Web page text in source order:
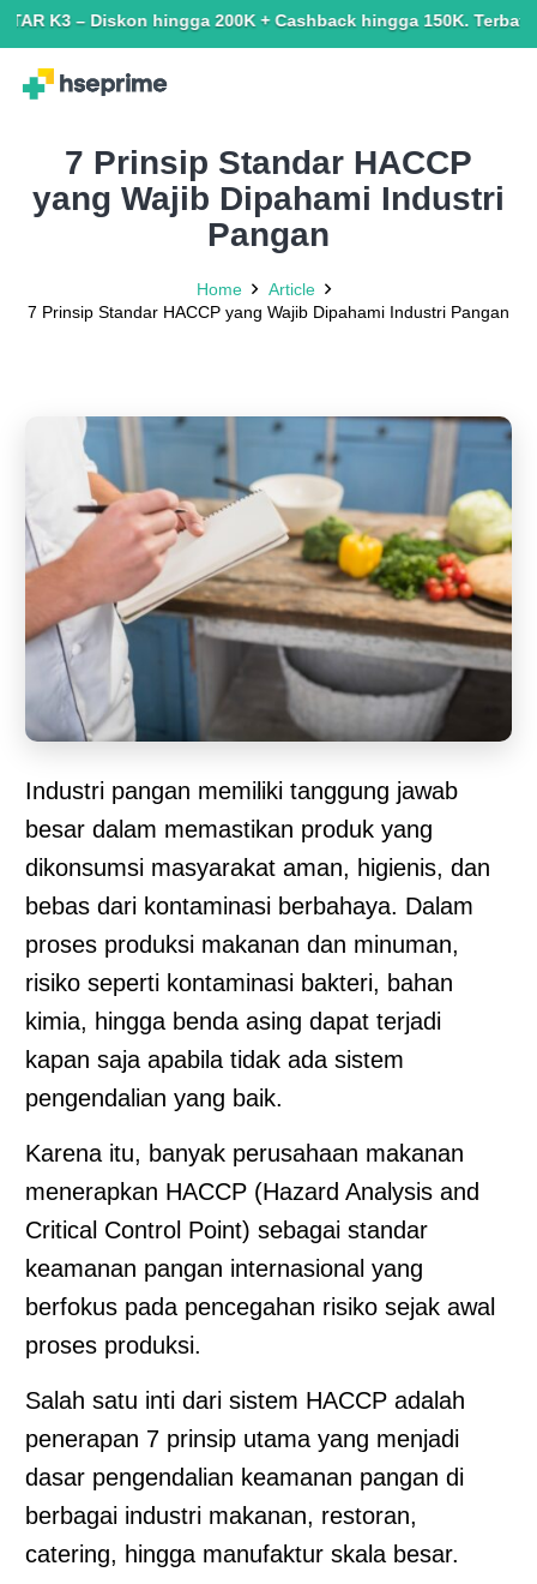
Diskon hingga 200K + Cashback hingga 150K. Terbatas untuk
7 Prinsip Standar HACCP
yang Wajib Dipahami Industri
Pangan
Home
Article
7 Prinsip Standar HACCP yang Wajib Dipahami Industri Pangan
Industri pangan memiliki tanggung jawab
besar dalam memastikan produk yang
dikonsumsi masyarakat aman, higienis, dan
bebas dari kontaminasi berbahaya. Dalam
proses produksi makanan dan minuman,
risiko seperti kontaminasi bakteri, bahan
kimia, hingga benda asing dapat terjadi
kapan saja apabila tidak ada sistem
pengendalian yang baik.
Karena itu, banyak perusahaan makanan
menerapkan HACCP (Hazard Analysis and
Critical Control Point) sebagai standar
keamanan pangan internasional yang
berfokus pada pencegahan risiko sejak awal
proses produksi.
Salah satu inti dari sistem HACCP adalah
penerapan 7 prinsip utama yang menjadi
dasar pengendalian keamanan pangan di
berbagai industri makanan, restoran,
catering, hingga manufaktur skala besar.